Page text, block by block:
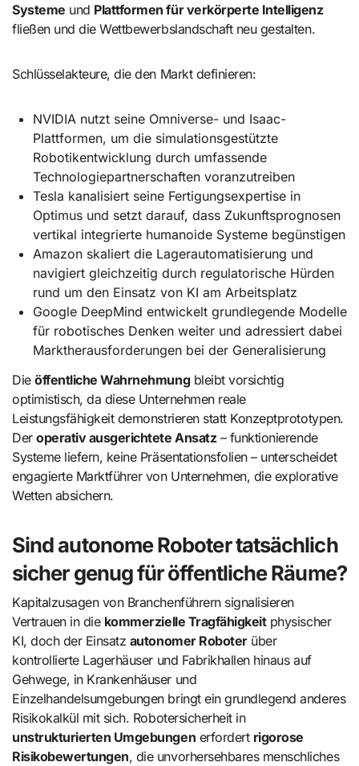
Systeme und Plattformen für verkörperte Intelligenz
fließen und die Wettbewerbslandschaft neu gestalten.
Schlüsselakteure, die den Markt definieren:
NVIDIA nutzt seine Omniverse- und Isaac-
Plattformen, um die simulationsgestützte
Robotikentwicklung durch umfassende
Technologiepartnerschaften voranzutreiben
Tesla kanalisiert seine Fertigungsexpertise in
Optimus und setzt darauf, dass Zukunftsprognosen
vertikal integrierte humanoide Systeme begünstigen
Amazon skaliert die Lagerautomatisierung und
navigiert gleichzeitig durch regulatorische Hürden
rund um den Einsatz von KI am Arbeitsplatz
Google DeepMind entwickelt grundlegende Modelle
für robotisches Denken weiter und adressiert dabei
Marktherausforderungen bei der Generalisierung
Dieöffentliche Wahrnehmungbleibt vorsichtig
optimistisch, da diese Unternehmen reale
Leistungsfähigkeit demonstrieren statt Konzeptprototypen.
Deroperativ ausgerichtete Ansatz– funktionierende
Systeme liefern, keine Präsentationsfolien – unterscheidet
engagierte Marktführer von Unternehmen, die explorative
Wetten absichern.
Sind autonome Roboter tatsächlich
sicher genug für öffentliche Räume?
Kapitalzusagen von Branchenführern signalisieren
Vertrauen in die kommerzielle Tragfähigkeitphysischer
KI, doch der Einsatz autonomer Roboterüber
kontrollierte Lagerhäuser und Fabrikhallen hinaus auf
Gehwege, in Krankenhäuser und
Einzelhandelsumgebungen bringt ein grundlegend anderes
Risikokalkül mit sich. Robotersicherheit in
unstrukturierten Umgebungen erfordert rigorose
Risikobewertungen, die unvorhersehbares menschliches